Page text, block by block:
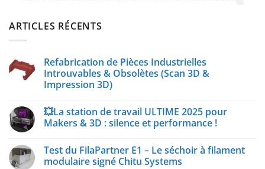
ARTICLES RÉCENTS
Refabrication de Pièces Industrielles
Introuvables & Obsolètes (Scan 3D &
Impression 3D)
💥La station de travail ULTIME 2025 pour
Makers & 3D : silence et performance !
Test du FilaPartner E1 – Le séchoir à filament
modulaire signé Chitu Systems